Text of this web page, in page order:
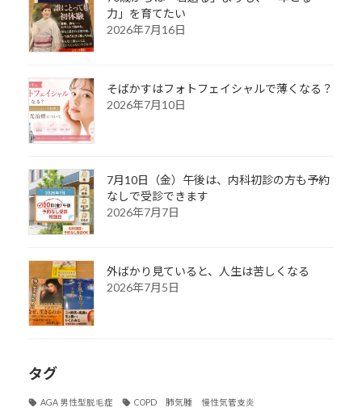
力」を育てたい
2026年7月16日
そばかすはフォトフェイシャルで薄くなる？
2026年7月10日
7月10日（金）午後は、内科初診の方も予約
なしで受診できます
2026年7月7日
外ばかり見ていると、人生は苦しくなる
2026年7月5日
タグ
AGA 男性型脱毛症 COPD 肺気腫 慢性気管支炎